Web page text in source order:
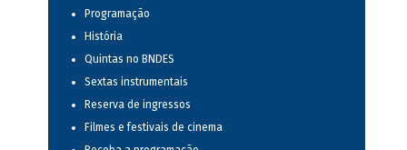
Programação
História
Quintas no BNDES
Sextas instrumentais
Reserva de ingressos
Filmes e festivais de cinema